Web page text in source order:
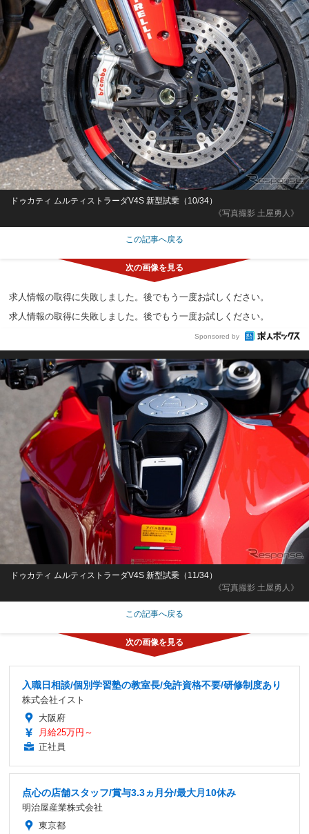
《写真撮影 土屋勇人》
ドゥカティ ムルティストラーダV4S 新型試乗（10/34）
この記事へ戻る
求人情報の取得に失敗しました。後でもう一度お試しください。
求人情報の取得に失敗しました。後でもう一度お試しください。
Sponsored by
《写真撮影 土屋勇人》
ドゥカティ ムルティストラーダV4S 新型試乗（11/34）
この記事へ戻る
入職日相談/個別学習塾の教室長/免許資格不要/研修制度あり
株式会社イスト
大阪府
月給25万円～
正社員
点心の店舗スタッフ/賞与3.3ヵ月分/最大月10休み
明治屋産業株式会社
東京都